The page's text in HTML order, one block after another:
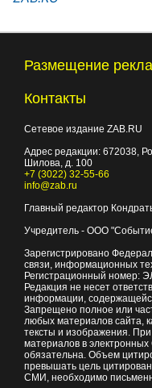
Размещение
Контакты
Сетевое издание ZAB.RU
Адрес редакции: 672038,
Шилова, д. 100
+7 (3022) 32-55-66
info@zab.ru
Главный редактор
Учредитель - ООО
Зарегистрировано
связи, информационных
Регистрационный номер:
Редакция не несет
информации,
Запрещено полное или
любых материалов сайта,
тексты и изображения.
материалов в
обязательна. Объем
превышать цель
СМИ, необходимо